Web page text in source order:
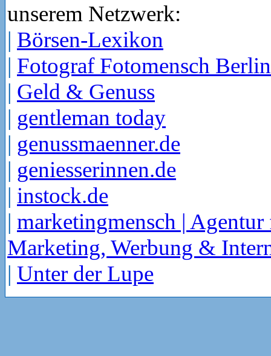
unserem Netzwerk:
| Börsen-Lexikon
| Fotograf Fotomensch Berlin
| Geld & Genuss
| gentleman today
| genussmaenner.de
| geniesserinnen.de
| instock.de
| marketingmensch | Agentur
Marketing, Werbung &
| Unter der Lupe